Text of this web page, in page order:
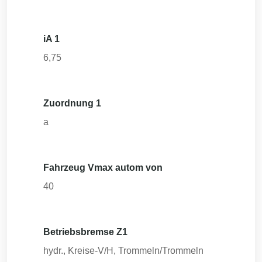
iA 1
6,75
Zuordnung 1
a
Fahrzeug Vmax autom von
40
Betriebsbremse Z1
hydr., Kreise-V/H, Trommeln/Trommeln